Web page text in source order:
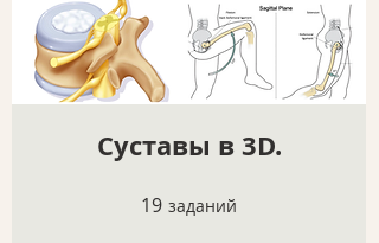
Суставы в 3D.
19 заданий